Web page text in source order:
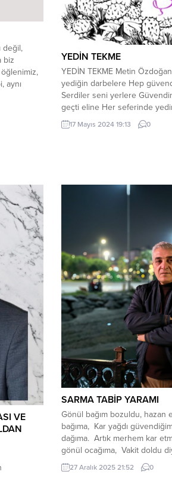
değil,
biz
öğlenimiz,
aynı
Saatin
değil,
YEDİN TEKME
YEDİN TEKME Metin
yediğin darbelere Hep
Serdiler seni yerlere
geçti eline Her seferinde
Anlamadın mı güvenilmez
başka ne kaldı elinde Güven
17 Mayıs 2024 19:13 0
VE
ve Ali
SARMA TABİP YARAMI
Gönül bağım bozuldu, hazan
bağıma, Kar yağdı
dağıma. Artık merhem kar
gönül ocağıma, Vakit doldu
sarma tabip yaramı. ***
süzülen yaş değil de nedir
27 Aralık 2025 21:52 0